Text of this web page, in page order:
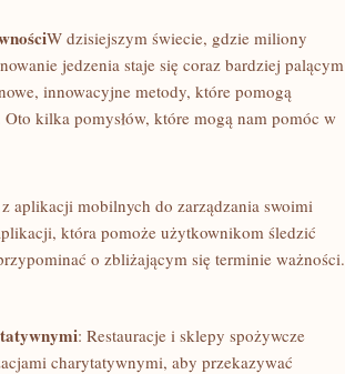
W dzisiejszym ​świecie, gdzie miliony
⁣jedzenia ‌staje się coraz bardziej palącym
innowacyjne metody,⁣ które pomogą
kilka pomysłów, które mogą nam pomóc w
aplikacji mobilnych do zarządzania swoimi
która pomoże użytkownikom śledzić
o zbliżającym się terminie ‍ważności.
: Restauracje ​i sklepy spożywcze
charytatywnymi, aby przekazywać